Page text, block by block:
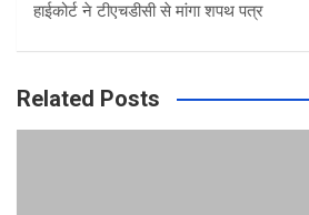
हाईकोर्ट ने टीएचडीसी से मांगा शपथ पत्र
Related Posts